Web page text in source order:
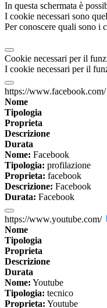
In questa schermata è
I cookie necessari sono
Per conoscere quali sono i
Cookie necessari per il
I cookie necessari per il
https://www.facebook.com/
Nome
Tipologia
Proprieta
Descrizione
Durata
Nome: Facebook
Tipologia: profilazione
Proprieta: facebook
Descrizione: Facebook
Durata: Facebook
https://www.youtube.com/
Nome
Tipologia
Proprieta
Descrizione
Durata
Nome: Youtube
Tipologia: tecnico
Proprieta: Youtube